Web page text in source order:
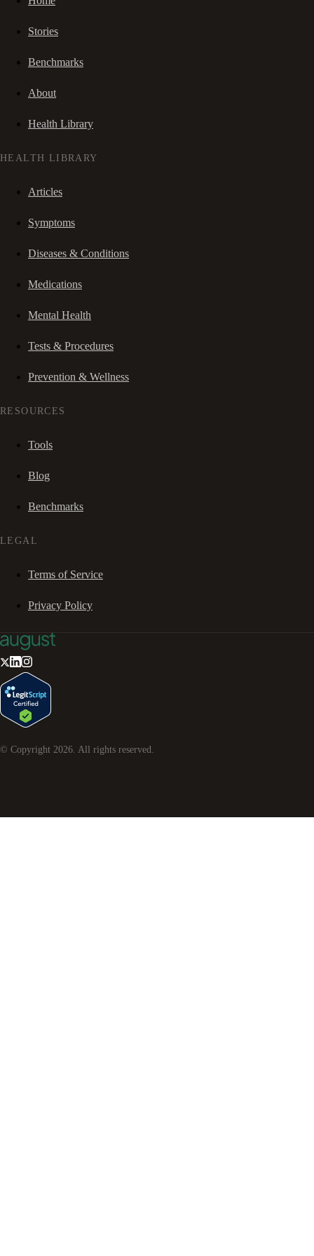
Stories
Benchmarks
About
Health Library
HEALTH LIBRARY
Articles
Symptoms
Diseases & Conditions
Medications
Mental Health
Tests & Procedures
Prevention & Wellness
RESOURCES
Tools
Blog
Benchmarks
LEGAL
Terms of Service
Privacy Policy
© Copyright 2026. All rights reserved.